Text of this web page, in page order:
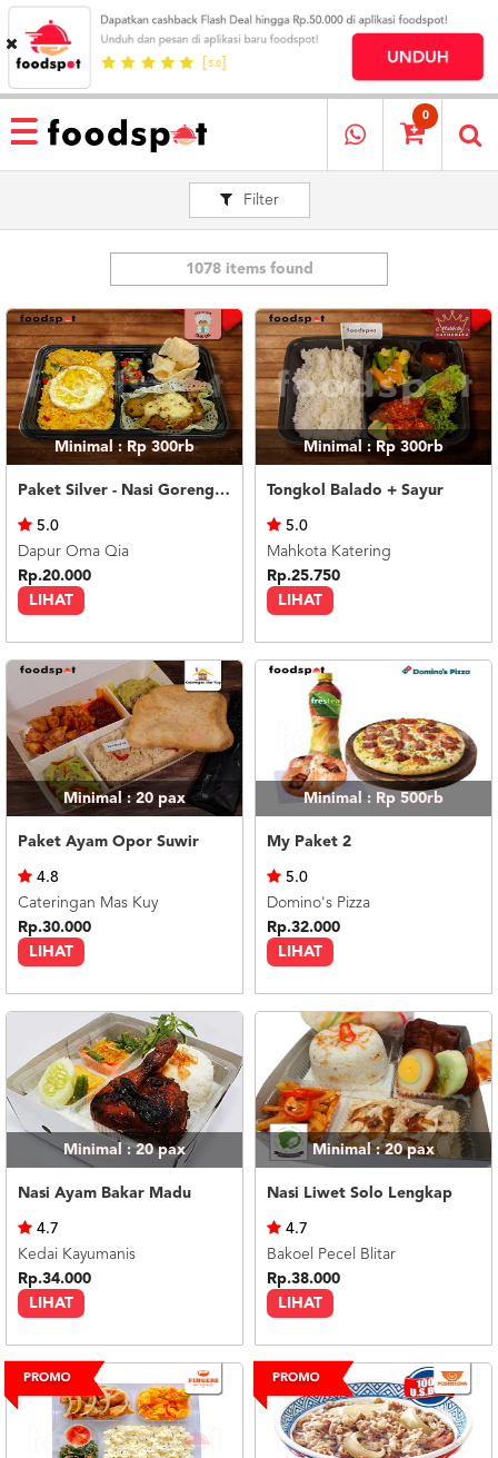
HOME
MENU
RESTAURANT
MEREKA
KATALOG
LOYALTY
PROGRAM
ABOUT
BLOG
TERMS
CENTER
021
5091
3494
LOGIN
DAFTAR
0
Filter
1078 items found
Minimal : Rp 300rb
Paket Silver - Nasi Goreng Nanas Geprek Mozza
LIHAT
5.0
Dapur Oma Qia
Rp.20.000
Minimal : Rp 300rb
Tongkol Balado + Sayur
LIHAT
5.0
Mahkota Katering
Rp.25.750
Minimal : 20pax
Paket Ayam Opor Suwir
LIHAT
4.8
Cateringan Mas Kuy
Rp.30.000
Minimal : Rp 500rb
My Paket 2
LIHAT
5.0
Domino's Pizza
Rp.32.000
Minimal : 20pax
Nasi Ayam Bakar Madu
LIHAT
4.7
Kedai Kayumanis
Rp.34.000
Minimal : 20pax
Nasi Liwet Solo Lengkap
LIHAT
4.7
Bakoel Pecel Blitar
Rp.38.000